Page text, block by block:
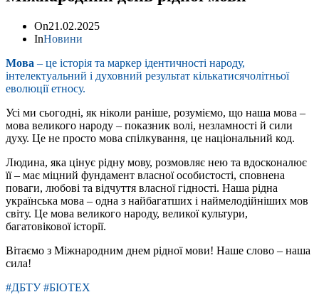
On21.02.2025
InНовини
Мова – це історія та маркер ідентичності народу,
інтелектуальний і духовний результат кількатисячолітньої
еволюції етносу.
Усі ми сьогодні, як ніколи раніше, розуміємо, що наша мова –
мова великого народу – показник волі, незламності й сили
духу. Це не просто мова спілкування, це національний код.
Людина, яка цінує рідну мову, розмовляє нею та вдосконалює
її – має міцний фундамент власної особистості, сповнена
поваги, любові та відчуття власної гідності. Наша рідна
українська мова – одна з найбагатших і наймелодійніших мов
світу. Це мова великого народу, великої культури,
багатовікової історії.
Вітаємо з Міжнародним днем рідної мови! Наше слово – наша
сила!
#ДБТУ #БІОТЕХ